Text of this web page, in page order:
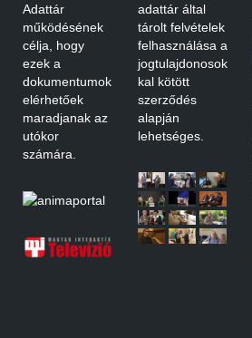
Adattár
működésének
célja, hogy
ezek a
dokumentumok
elérhetőek
maradjanak az
utókor
számára.
adattár által
tárolt felvételek
felhasználása a
jogtulajdonosok
kal kötött
szerződés
alapján
lehetséges.